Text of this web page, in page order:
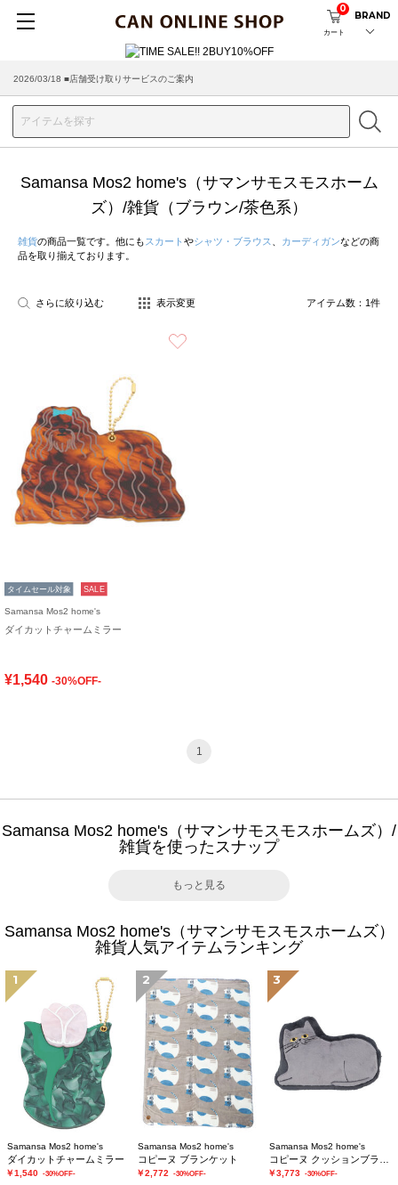
カート
0
BRAND
2026/03/18 ■店舗受け取りサービスのご案内
Samansa Mos2 home's（サマンサモスモスホーム
ズ）/雑貨（ブラウン/茶色系）
雑貨の商品一覧です。他にも スカート やシャツ・ブラウス カーディガンなどの商
品を取り揃えております。
さらに絞り込む 表示変更 アイテム数： 1件
タイムセール対象 SALE
Samansa Mos2 home's
ダイカットチャームミラー
¥1,540 -30%OFF-
1
Samansa Mos2 home's（サマンサモスモスホームズ）/
雑貨を使ったスナップ
もっと見る
Samansa Mos2 home's（サマンサモスモスホームズ）
雑貨人気アイテムランキング
1
Samansa Mos2 home's
ダイカットチャームミラー
￥1,540 -30%OFF-
2
Samansa Mos2 home's
コピーヌ ブランケット
￥2,772 -30%OFF-
3
Samansa Mos2 home's
￥3,773 -30%OFF-